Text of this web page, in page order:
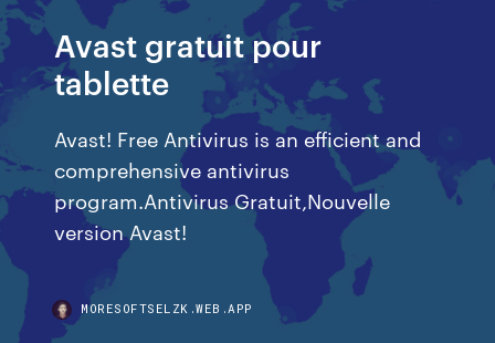
Avast gratuit pour
tablette
Avast! Free Antivirus is an efficient and
comprehensive antivirus
program.Antivirus Gratuit,Nouvelle
version Avast!
MORESOFTSELZK.WEB.APP